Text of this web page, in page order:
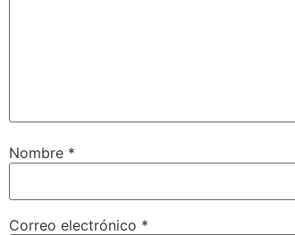
Nombre *
Correo electrónico *